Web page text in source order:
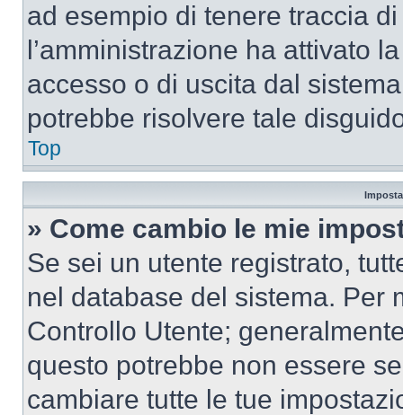
ad esempio di tenere traccia
l’amministrazione ha attivato
accesso o di uscita dal
potrebbe risolvere tale
Top
» Come cambio le mie
Se sei un utente registrato,
nel database del sistema. Per
Controllo Utente;
questo potrebbe non essere
cambiare tutte le tue